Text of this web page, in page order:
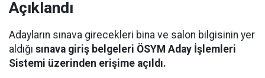
Açıklandı
Adayların sınava girecekleri bina ve salon bilgisinin yer
aldığı sınava giriş belgeleri ÖSYM Aday İşlemleri
Sistemi üzerinden erişime açıldı.